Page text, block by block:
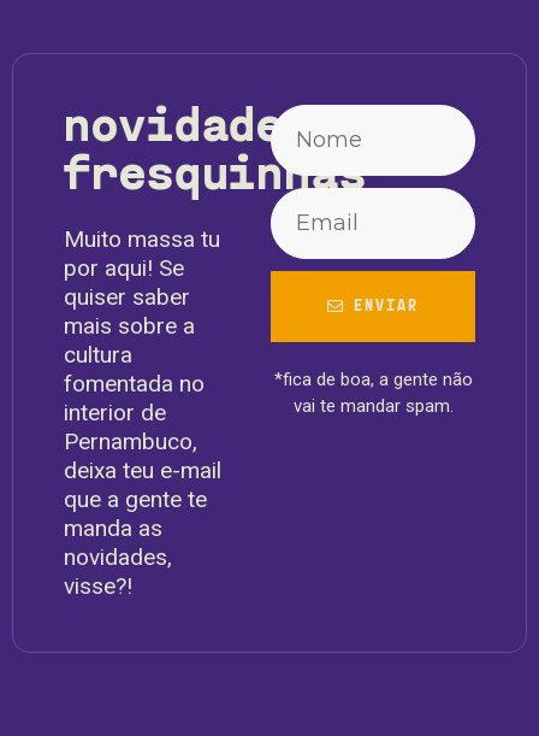
novidades
fresquinhas
Muito massa tu
por aqui! Se
quiser saber
mais sobre a
cultura
fomentada no
interior de
Pernambuco,
deixa teu e-mail
que a gente te
manda as
novidades,
visse?!
ENVIAR
*fica de boa, a gente não
vai te mandar spam.